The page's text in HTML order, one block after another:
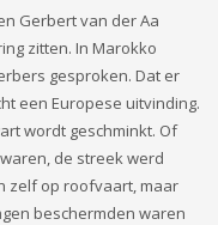
Gerbert van der Aa
zitten. In Marokko
gesproken. Dat er
een Europese uitvinding.
wordt geschminkt. Of
de streek werd
zelf op roofvaart, maar
beschermden waren